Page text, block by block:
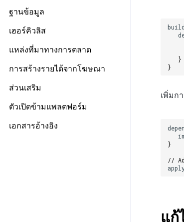
ข้อกำหนดเบื้องต้น
ส่งบันทึกการวิเคราะห์
ส่งบันทึกไปยัง Hive เซิร์ฟเวอร์
Fluentd
วิธีการใช้ Fluentd Docker
ไฟล์บันทึกชุด
แสดงแบนเนอร์ความยินยอมในการ
ฐานข้อมูล
ข้อกำหนดเบื้องต้น
Android
Unity
Unreal
เฮอร์คิวลิส
เริ่มต้นใช้งาน
API ของเฮอร์คิวลิส
แหล่งที่มาทางการตลาด
ตั้งค่า Airbridge
การสร้างรายได้จากโฆษณา
Adiz
iOSUnity
ADOP
ส่วนเสริม
การเรียกดูภายนอกในเกม
ตัวเปิดข้ามแพลตฟอร์ม
เตรียมไฟล์แอป
เอกสารอ้างอิง
}
}
เพิ่มก
}
//
แก้